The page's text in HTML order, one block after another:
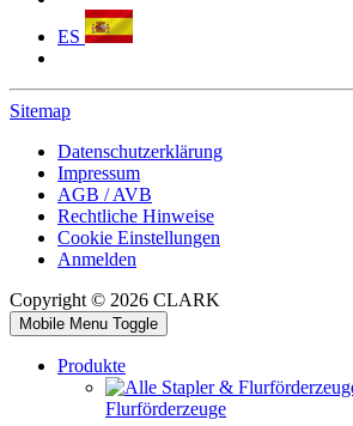
ES
Sitemap
Datenschutzerklärung
Impressum
AGB / AVB
Rechtliche Hinweise
Cookie Einstellungen
Anmelden
Copyright © 2026 CLARK
Mobile Menu Toggle
Produkte
Flurförderzeuge